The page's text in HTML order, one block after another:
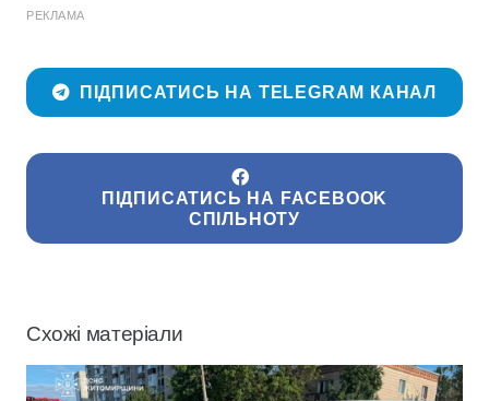
РЕКЛАМА
ПІДПИСАТИСЬ НА TELEGRAM КАНАЛ
ПІДПИСАТИСЬ НА FACEBOOK
СПІЛЬНОТУ
Схожі матеріали